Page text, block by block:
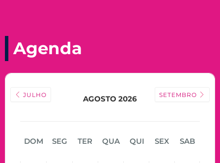
Agenda
JULHO AGOSTO 2026 SETEMBRO
DOM SEG TER QUA QUI SEX SAB